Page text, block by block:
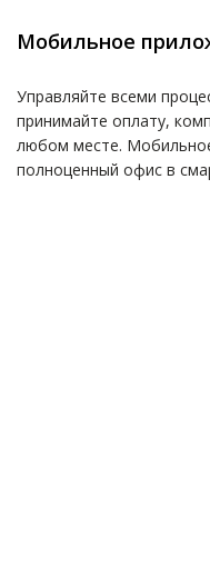
Мобильное
Управляйте всеми
принимайте оплату,
любом месте.
полноценный офис в